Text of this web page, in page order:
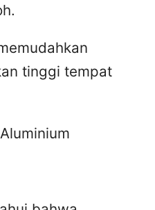
tinggi tempat